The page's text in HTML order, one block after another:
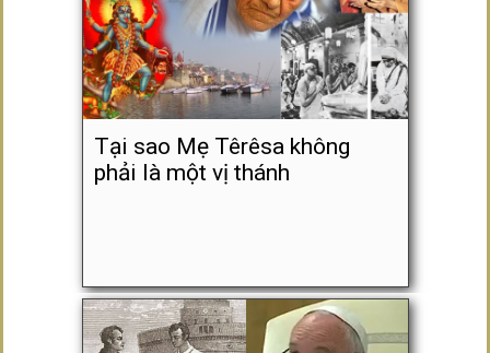
Tại sao Mẹ Têrêsa không
phải là một vị thánh